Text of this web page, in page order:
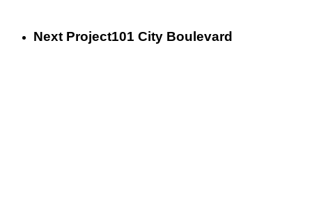
Next Project101 City Boulevard